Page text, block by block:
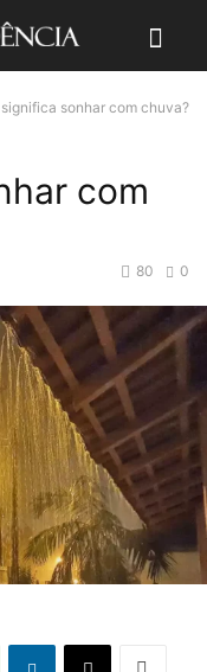
sonhar com chuva?
com
0
80